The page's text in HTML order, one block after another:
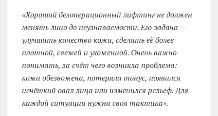
«Хороший безоперационный лифтинг не должен
менять лицо до неузнаваемости. Его задача —
улучшить качество кожи, сделать её более
плотной, свежей и ухоженной. Очень важно
понимать, за счёт чего возникла проблема:
кожа обезвожена, потеряла тонус, появился
нечёткий овал лица или изменился рельеф. Для
каждой ситуации нужна своя тактика».